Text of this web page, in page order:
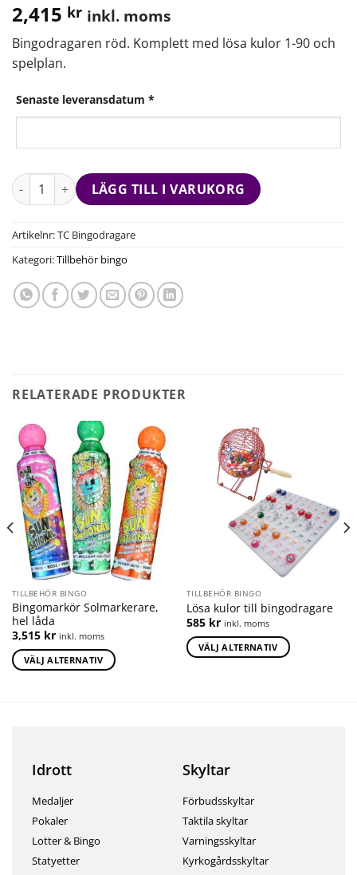
2,415 kr inkl. moms
Bingodragaren röd. Komplett med lösa kulor 1-90 och
spelplan.
Senaste leveransdatum *
LÄGG TILL I VARUKORG
Artikelnr:TC Bingodragare
Kategori:Tillbehör bingo
RELATERADE PRODUKTER
TILLBEHÖR BINGO
Bingomarkör Solmarkerare,
hel låda
3,515 kr inkl. moms
VÄLJ ALTERNATIV
TILLBEHÖR BINGO
Lösa kulor till bingodragare
585 kr inkl. moms
VÄLJ ALTERNATIV
Idrott
Medaljer
Pokaler
Lotter & Bingo
Statyetter
Skyltar
Förbudsskyltar
Taktila skyltar
Varningsskyltar
Kyrkogårdsskyltar